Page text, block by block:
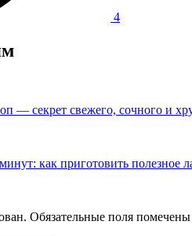
4
— секрет свежего, сочного и
как приготовить полезное
Обязательные поля помечены